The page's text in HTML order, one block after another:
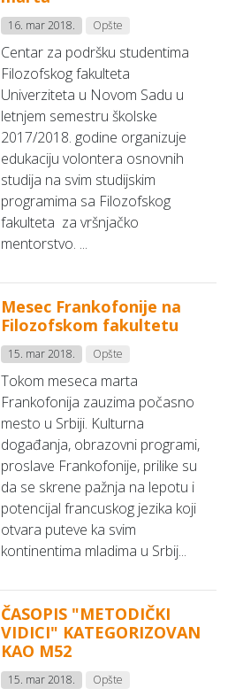
16. mar 2018. Opšte
Centar za podršku studentima
Filozofskog fakulteta
Univerziteta u Novom Sadu u
letnjem semestru školske
2017/2018. godine organizuje
edukaciju volontera osnovnih
studija na svim studijskim
programima sa Filozofskog
fakulteta za vršnjačko
mentorstvo. ...
Mesec Frankofonije na
Filozofskom fakultetu
15. mar 2018. Opšte
Tokom meseca marta
Frankofonija zauzima počasno
mesto u Srbiji. Kulturna
događanja, obrazovni programi,
proslave Frankofonije, prilike su
da se skrene pažnja na lepotu i
potencijal francuskog jezika koji
otvara puteve ka svim
kontinentima mladima u Srbij...
ČASOPIS "METODIČKI
VIDICI" KATEGORIZOVAN
KAO M52
15. mar 2018. Opšte